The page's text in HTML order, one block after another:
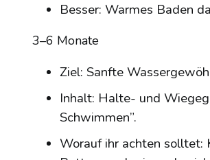
Besser: Warmes Baden
3–6 Monate
Ziel: Sanfte
Inhalt: Halte- und
Schwimmen”.
Worauf ihr achten solltet: